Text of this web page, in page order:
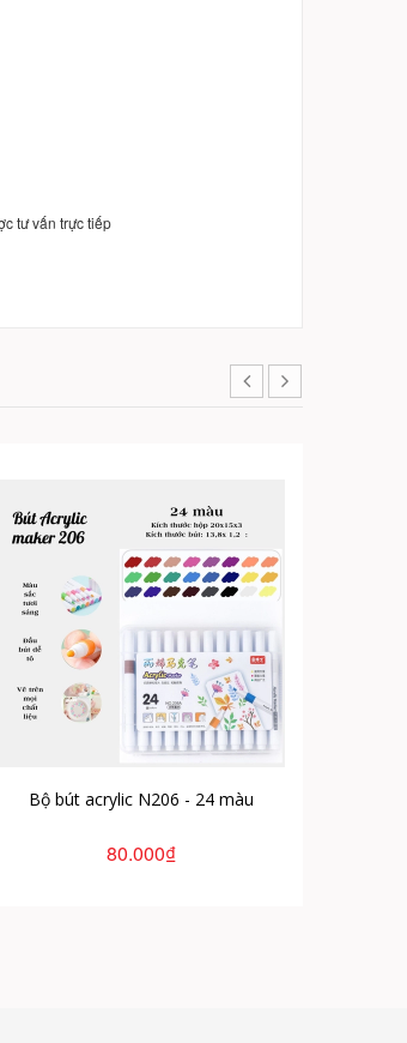
tư vấn trực tiếp
Bộ bút acrylic N206 - 24 màu
80.000₫